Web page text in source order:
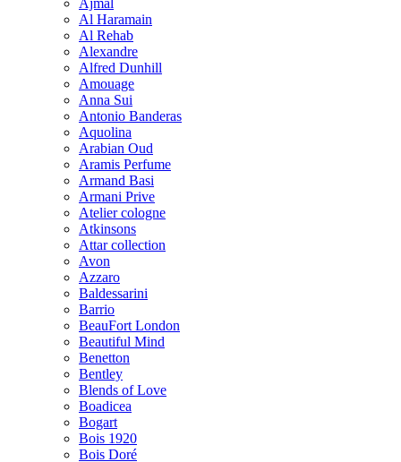
Ajmal
Al Haramain
Al Rehab
Alexandre
Alfred Dunhill
Amouage
Anna Sui
Antonio Banderas
Aquolina
Arabian Oud
Aramis Perfume
Armand Basi
Armani Prive
Atelier cologne
Atkinsons
Attar collection
Avon
Azzaro
Baldessarini
Barrio
BeauFort London
Beautiful Mind
Benetton
Bentley
Blends of Love
Boadicea
Bogart
Bois 1920
Bois Doré